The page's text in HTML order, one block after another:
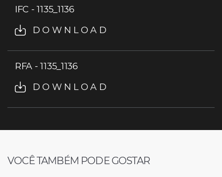
IFC - 1135_1136
DOWNLOAD
RFA - 1135_1136
DOWNLOAD
VOCÊ TAMBÉM PODE GOSTAR